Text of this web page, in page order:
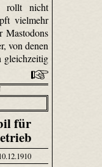
rollt nicht
vielmehr
Mastodons
von denen
gleichzeitig
für